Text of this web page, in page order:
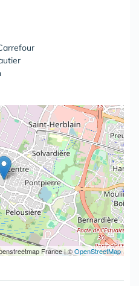
France | ©OpenStreetMap